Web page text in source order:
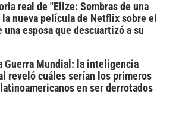
real de "Elize: Sombras de una
la nueva película de Netflix sobre el
una esposa que descuartizó a su
Guerra Mundial: la inteligencia
reveló cuáles serían los primeros
en ser derrotados